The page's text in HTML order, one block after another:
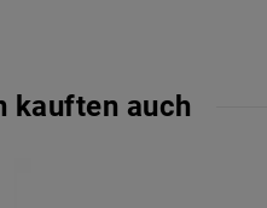
kauften auch